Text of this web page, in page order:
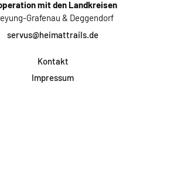
mit den Landkreisen
Grafenau & Deggendorf
servus@heimattrails.de
Kontakt
Impressum